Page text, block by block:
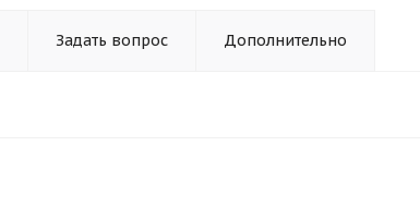
Задать вопрос Дополнительно